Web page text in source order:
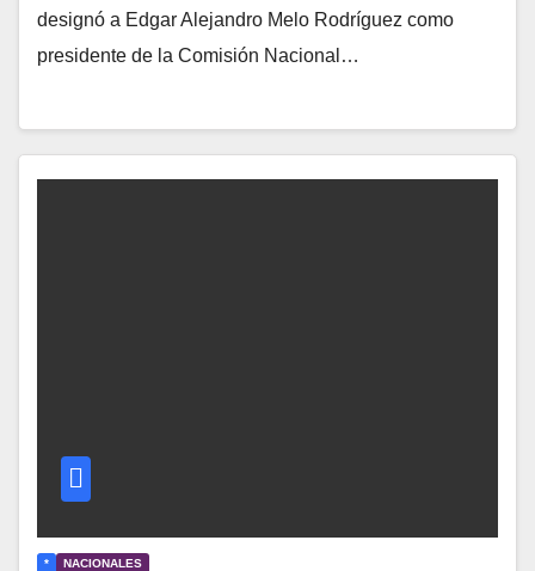
designó a Edgar Alejandro Melo Rodríguez como
presidente de la Comisión Nacional…
* NACIONALES